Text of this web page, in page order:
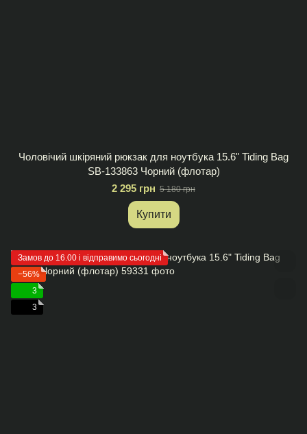
Чоловічий шкіряний рюкзак для ноутбука 15.6" Tiding Bag
SB-133863 Чорний (флотар)
2 295 грн 5 180 грн
Купити
Замов до 16.00 і відправимо сьогодні
−56%
3
3